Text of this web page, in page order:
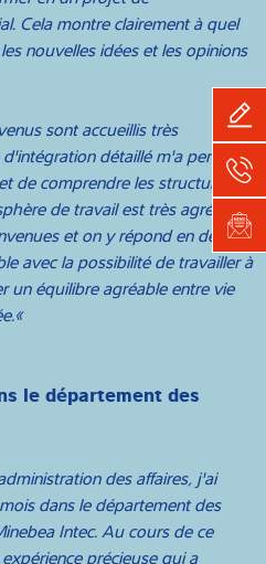
Cela montre clairement à quel
nouvelles idées et les opinions
sont accueillis très
détaillé m'a permis
de comprendre les structures de
de travail est très agréable.
et on y répond en détail.
avec la possibilité de travailler à
un équilibre agréable entre vie
le département des
des affaires, j'ai
dans le département des
Intec. Au cours de ce
précieuse qui a